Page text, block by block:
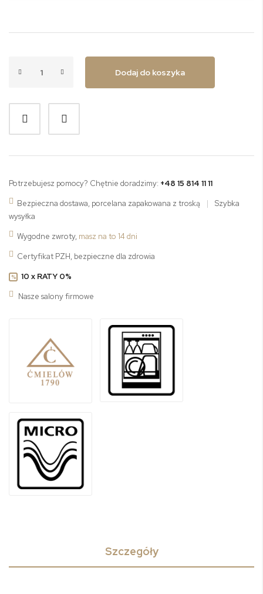
Dodaj do koszyka
Potrzebujesz pomocy? Chętnie doradzimy: +48 15 814 11 11
Bezpieczna dostawa, porcelana zapakowana z troską
|
Szybka
wysyłka
Wygodne zwroty, masz na to 14 dni
Certyfikat PZH, bezpieczne dla zdrowia
%
10 x RATY 0%
Nasze salony firmowe
Szczegóły